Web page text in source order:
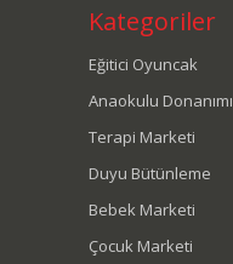
Kategoriler
Eğitici Oyuncak
Anaokulu Donanımı
Terapi Marketi
Duyu Bütünleme
Bebek Marketi
Çocuk Marketi